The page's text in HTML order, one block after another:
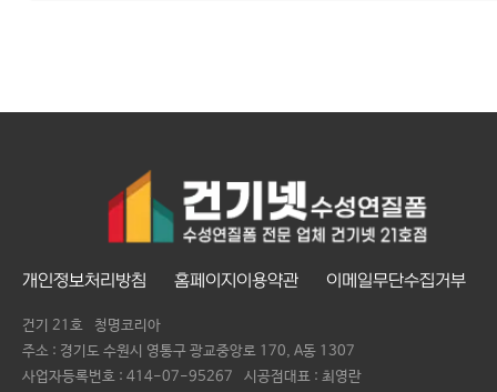
개인정보처리방침 홈페이지이용약관 이메일무단수집거부
건기 21호
청명코리아
주소 : 경기도 수원시 영통구 광교중앙로 170, A동 1307
사업자등록번호 : 414-07-95267 시공점대표 : 최영란